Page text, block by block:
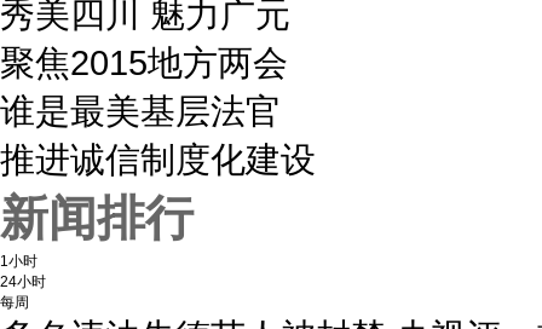
秀美四川 魅力广元
聚焦2015地方两会
谁是最美基层法官
推进诚信制度化建设
新闻排行
1小时
24小时
每周